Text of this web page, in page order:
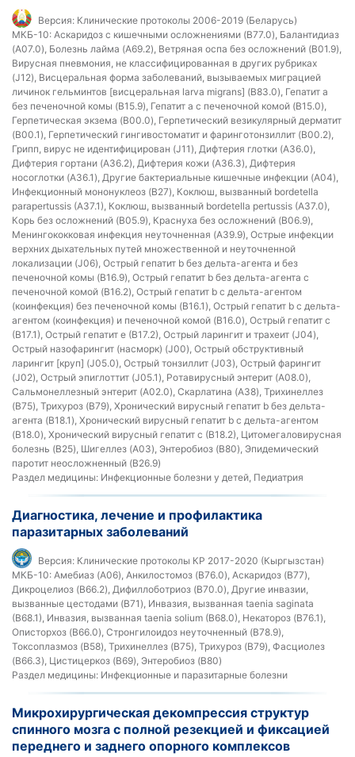
Версия: Клинические протоколы 2006-2019 (Беларусь)
МКБ-10: Аскаридоз с кишечными осложнениями (B77.0), Балантидиаз
(A07.0), Болезнь лайма (A69.2), Ветряная оспа без осложнений (B01.9),
Вирусная пневмония, не классифицированная в других рубриках
(J12), Висцеральная форма заболеваний, вызываемых миграцией
личинок гельминтов [висцеральная larva migrans] (B83.0), Гепатит a
без печеночной комы (B15.9), Гепатит a с печеночной комой (B15.0),
Герпетическая экзема (B00.0), Герпетический везикулярный дерматит
(B00.1), Герпетический гингивостоматит и фаринготонзиллит (B00.2),
Грипп, вирус не идентифицирован (J11), Дифтерия глотки (A36.0),
Дифтерия гортани (A36.2), Дифтерия кожи (A36.3), Дифтерия
носоглотки (A36.1), Другие бактериальные кишечные инфекции (A04),
Инфекционный мононуклеоз (B27), Коклюш, вызванный bordetella
parapertussis (A37.1), Коклюш, вызванный bordetella pertussis (A37.0),
Корь без осложнений (B05.9), Краснуха без осложнений (B06.9),
Менингококковая инфекция неуточненная (A39.9), Острые инфекции
верхних дыхательных путей множественной и неуточненной
локализации (J06), Острый гепатит b без дельта-агента и без
печеночной комы (B16.9), Острый гепатит b без дельта-агента с
печеночной комой (B16.2), Острый гепатит b с дельта-агентом
(коинфекция) без печеночной комы (B16.1), Острый гепатит b с дельта-
агентом (коинфекция) и печеночной комой (B16.0), Острый гепатит c
(B17.1), Острый гепатит e (B17.2), Острый ларингит и трахеит (J04),
Острый назофарингит (насморк) (J00), Острый обструктивный
ларингит [круп] (J05.0), Острый тонзиллит (J03), Острый фарингит
(J02), Острый эпиглоттит (J05.1), Ротавирусный энтерит (A08.0),
Сальмонеллезный энтерит (A02.0), Скарлатина (A38), Трихинеллез
(B75), Трихуроз (B79), Хронический вирусный гепатит b без дельта-
агента (B18.1), Хронический вирусный гепатит b с дельта-агентом
(B18.0), Хронический вирусный гепатит c (B18.2), Цитомегаловирусная
болезнь (B25), Шигеллез (A03), Энтеробиоз (B80), Эпидемический
паротит неосложненный (B26.9)
Раздел медицины: Инфекционные болезни у детей, Педиатрия
Диагностика, лечение и профилактика
паразитарных заболеваний
Версия: Клинические протоколы КР 2017-2020 (Кыргызстан)
МКБ-10: Амебиаз (A06), Анкилостомоз (B76.0), Аскаридоз (B77),
Дикроцелиоз (B66.2), Дифиллоботриоз (B70.0), Другие инвазии,
вызванные цестодами (B71), Инвазия, вызванная taenia saginata
(B68.1), Инвазия, вызванная taenia solium (B68.0), Некатороз (B76.1),
Описторхоз (B66.0), Стронгилоидоз неуточненный (B78.9),
Токсоплазмоз (B58), Трихинеллез (B75), Трихуроз (B79), Фасциолез
(B66.3), Цистицеркоз (B69), Энтеробиоз (B80)
Раздел медицины: Инфекционные и паразитарные болезни
Микрохирургическая декомпрессия структур
спинного мозга с полной резекцией и фиксацией
переднего и заднего опорного комплексов